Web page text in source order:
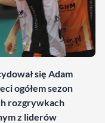
się Adam
ogółem sezon
rozgrywkach
z liderów